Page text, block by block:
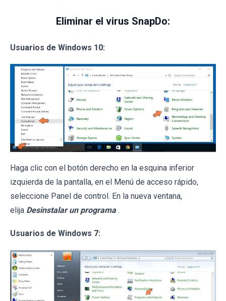
Eliminar el virus SnapDo:
Usuarios de Windows 10:
Haga clic con el botón derecho en la esquina inferior
izquierda de la pantalla, en el Menú de acceso rápido,
seleccione Panel de control. En la nueva ventana,
elija Desinstalar un programa .
Usuarios de Windows 7: